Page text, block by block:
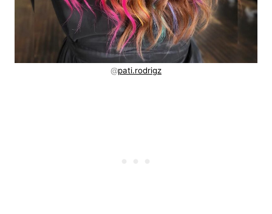
@pati.rodrigz